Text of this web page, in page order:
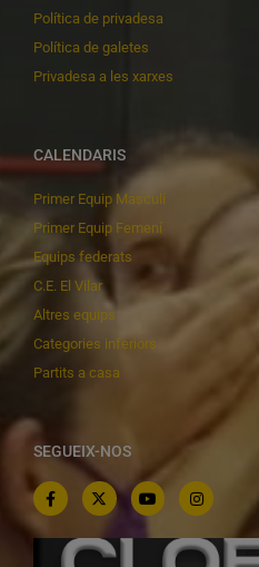
Política de privadesa
Política de galetes
Privadesa a les xarxes
CALENDARIS
Primer Equip Masculí
Primer Equip Femení
Equips federats
C.E. El Vilar
Altres equips
Categories inferiors
Partits a casa
SEGUEIX-NOS